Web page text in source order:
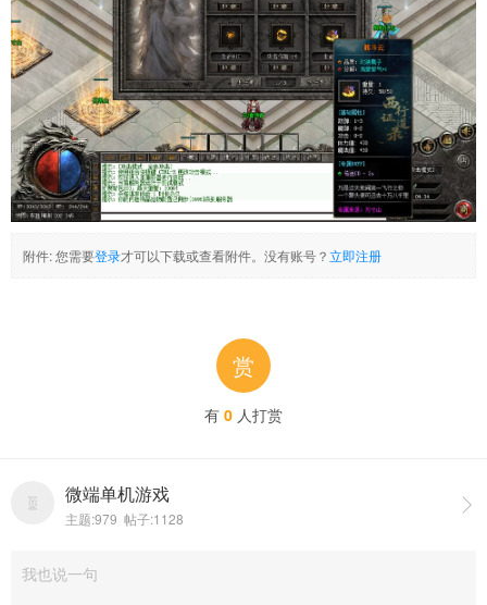
附件:您需要登录才可以下载或查看附件。没有账号？立即注册
赏
有 0 人打赏

微端单机游戏
主题:979 帖子:1128